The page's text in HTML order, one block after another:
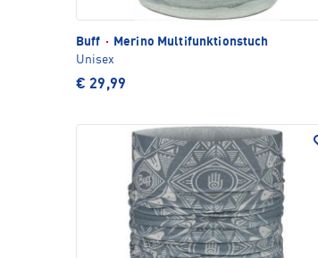
Buff ·
Merino Multifunktionstuch
Unisex
€ 29,99